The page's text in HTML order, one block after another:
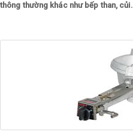
thông thường khác như bếp than, củi.